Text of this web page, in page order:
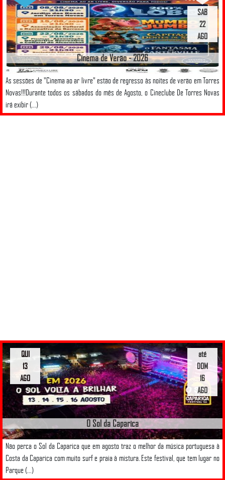
Cinema de Verão - 2026
As sessões de "Cinema ao ar livre" estão de regresso às noites de verão em Torres
Novas!!!Durante todos os sábados do mês de Agosto, o Cineclube De Torres Novas
irá exibir (...)
SAB
22
AGO
O Sol da Caparica
Não perca o Sol da Caparica que em agosto traz o melhor da música portuguesa à
Costa da Caparica com muito surf e praia à mistura. Este festival, que tem lugar no
Parque (...)
até
DOM
16
AGO
QUI
13
AGO